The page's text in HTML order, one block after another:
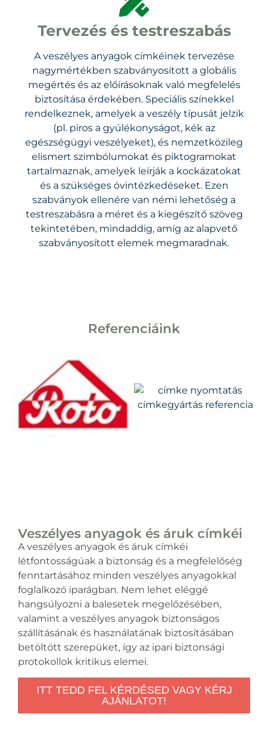
Tervezés és testreszabás
A veszélyes anyagok címkéinek tervezése
nagymértékben szabványosított a globális
megértés és az előírásoknak való megfelelés
biztosítása érdekében. Speciális színekkel
rendelkeznek, amelyek a veszély típusát jelzik
(pl. piros a gyúlékonyságot, kék az
egészségügyi veszélyeket), és nemzetközileg
elismert szimbólumokat és piktogramokat
tartalmaznak, amelyek leírják a kockázatokat
és a szükséges óvintézkedéseket. Ezen
szabványok ellenére van némi lehetőség a
testreszabásra a méret és a kiegészítő szöveg
tekintetében, mindaddig, amíg az alapvető
szabványosított elemek megmaradnak.
Referenciáink
Veszélyes anyagok és áruk címkéi
A veszélyes anyagok és áruk címkéi
létfontosságúak a biztonság és a megfelelőség
fenntartásához minden veszélyes anyagokkal
foglalkozó iparágban. Nem lehet eléggé
hangsúlyozni a balesetek megelőzésében,
valamint a veszélyes anyagok biztonságos
szállításának és használatának biztosításában
betöltött szerepüket, így az ipari biztonsági
protokollok kritikus elemei.
ITT TEDD FEL KÉRDÉSED VAGY KÉRJ
AJÁNLATOT!